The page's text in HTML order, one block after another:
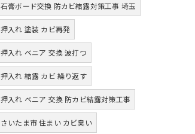
石膏ボード交換 防カビ結露対策工事 埼玉
押入れ 塗装 カビ再発
押入れ ベニア 交換 波打つ
押入れ 結露 カビ 繰り返す
押入れ ベニア 交換 防カビ結露対策工事
さいたま市 住まい カビ臭い